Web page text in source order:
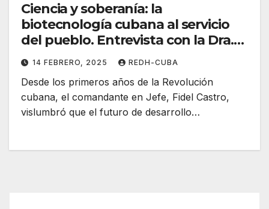
Ciencia y soberanía: la
biotecnología cubana al servicio
del pueblo. Entrevista con la Dra.
Belinda Sánchez
14 FEBRERO, 2025 REDH-CUBA
Desde los primeros años de la Revolución
cubana, el comandante en Jefe, Fidel Castro,
vislumbró que el futuro de desarrollo…